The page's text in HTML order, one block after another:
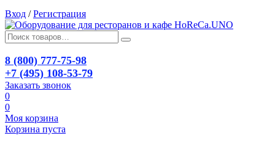
Вход / Регистрация
8 (800) 777-75-98
+7 (495) 108-53-79
Заказать звонок
0
0
Моя корзина
Корзина пуста